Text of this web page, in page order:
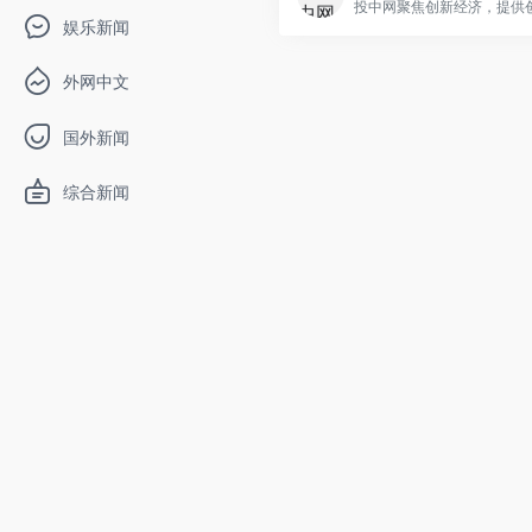
娱乐新闻
外网中文
国外新闻
综合新闻
投中网聚焦创新经济，提供